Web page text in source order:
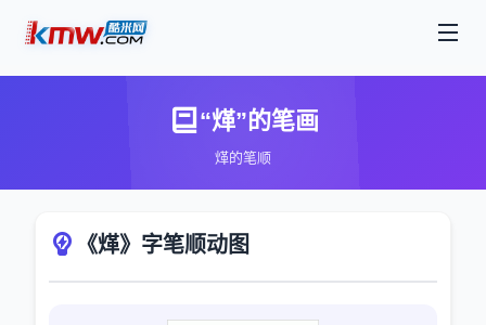
“煂”的笔画
煂的笔顺
《煂》字笔顺动图